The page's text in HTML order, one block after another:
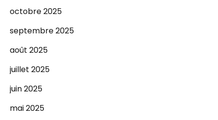
octobre 2025
septembre 2025
août 2025
juillet 2025
juin 2025
mai 2025